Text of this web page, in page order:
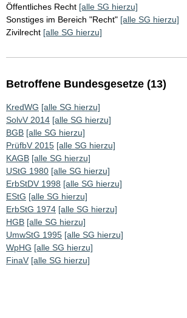
Öffentliches Recht [alle SG hierzu]
Sonstiges im Bereich "Recht" [alle SG hierzu]
Zivilrecht [alle SG hierzu]
Betroffene Bundesgesetze (13)
KredWG [alle SG hierzu]
SolvV 2014 [alle SG hierzu]
BGB [alle SG hierzu]
PrüfbV 2015 [alle SG hierzu]
KAGB [alle SG hierzu]
UStG 1980 [alle SG hierzu]
ErbStDV 1998 [alle SG hierzu]
EStG [alle SG hierzu]
ErbStG 1974 [alle SG hierzu]
HGB [alle SG hierzu]
UmwStG 1995 [alle SG hierzu]
WpHG [alle SG hierzu]
FinaV [alle SG hierzu]